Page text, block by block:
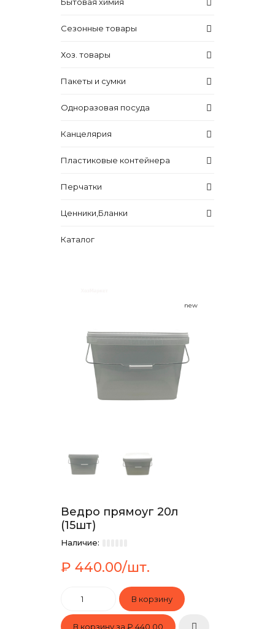
Бытовая химия
Сезонные товары
Хоз. товары
Пакеты и сумки
Одноразовая посуда
Канцелярия
Пластиковые контейнера
Перчатки
Ценники,Бланки
Каталог
new
Ведро прямоуг 20л
(15шт)
Наличие:
₽ 440.00/шт.
В корзину за ₽ 440.00